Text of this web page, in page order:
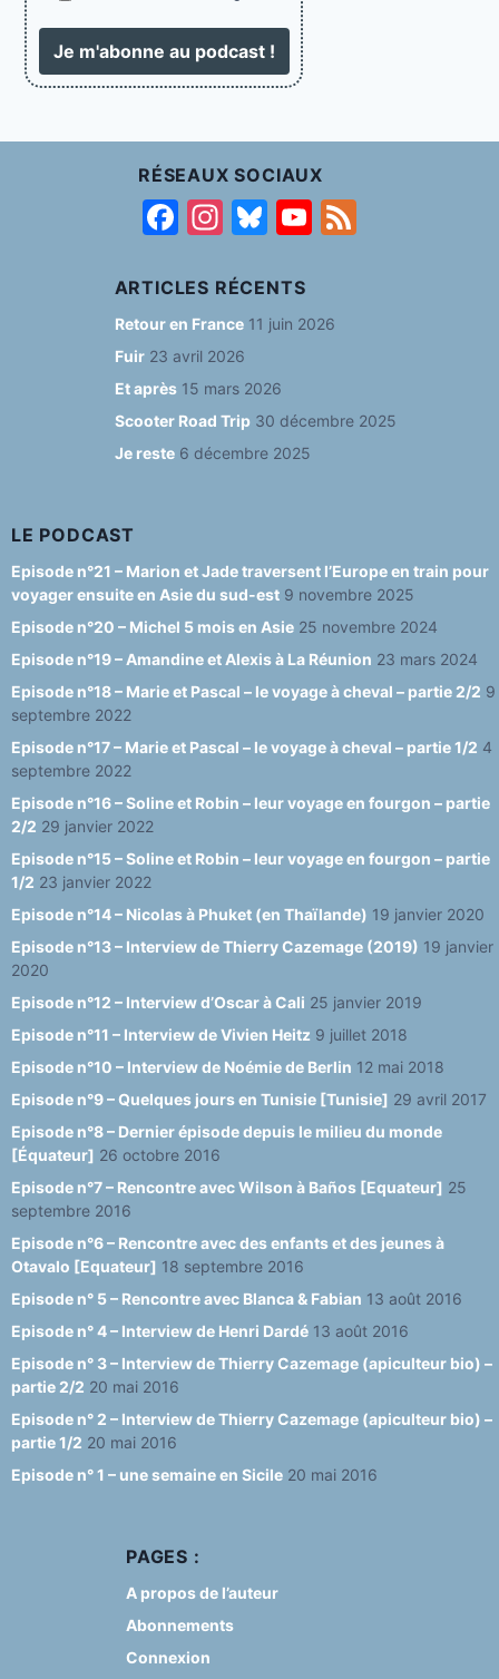
RÉSEAUX SOCIAUX
F
c
e
b
o
o
k
In
a
g
ra
m
Bl
e
s
y
Y
T
e
n
n
el
ARTICLES RÉCENTS
Retour en France 11 juin 2026
Fuir 23 avril 2026
Et après 15 mars 2026
Scooter Road Trip 30 décembre 2025
Je reste 6 décembre 2025
LE PODCAST
Episode n°21 – Marion et Jade traversent l’Europe en train pour
voyager ensuite en Asie du sud-est 9 novembre 2025
Episode n°20 – Michel 5 mois en Asie 25 novembre 2024
Episode n°19 – Amandine et Alexis à La Réunion 23 mars 2024
Episode n°18 – Marie et Pascal – le voyage à cheval – partie 2/2 9
septembre 2022
Episode n°17 – Marie et Pascal – le voyage à cheval – partie 1/2 4
septembre 2022
Episode n°16 – Soline et Robin – leur voyage en fourgon – partie
2/2 29 janvier 2022
Episode n°15 – Soline et Robin – leur voyage en fourgon – partie
1/2 23 janvier 2022
Episode n°14 – Nicolas à Phuket (en Thaïlande) 19 janvier 2020
Episode n°13 – Interview de Thierry Cazemage (2019) 19 janvier
2020
Episode n°12 – Interview d’Oscar à Cali 25 janvier 2019
Episode n°11 – Interview de Vivien Heitz 9 juillet 2018
Episode n°10 – Interview de Noémie de Berlin 12 mai 2018
Episode n°9 – Quelques jours en Tunisie [Tunisie] 29 avril 2017
Episode n°8 – Dernier épisode depuis le milieu du monde
[Équateur] 26 octobre 2016
Episode n°7 – Rencontre avec Wilson à Baños [Equateur] 25
septembre 2016
Episode n°6 – Rencontre avec des enfants et des jeunes à
Otavalo [Equateur] 18 septembre 2016
Episode n° 5 – Rencontre avec Blanca & Fabian 13 août 2016
Episode n° 4 – Interview de Henri Dardé 13 août 2016
Episode n° 3 – Interview de Thierry Cazemage (apiculteur bio) –
partie 2/2 20 mai 2016
Episode n° 2 – Interview de Thierry Cazemage (apiculteur bio) –
partie 1/2 20 mai 2016
Episode n° 1 – une semaine en Sicile 20 mai 2016
PAGES :
A propos de l’auteur
Abonnements
Connexion